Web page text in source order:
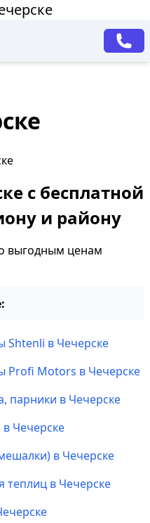
с бесплатной
и району
выгодным ценам
Shtenli в Чечерске
Profi Motors в Чечерске
парники в Чечерске
Чечерске
в Чечерске
теплиц в Чечерске